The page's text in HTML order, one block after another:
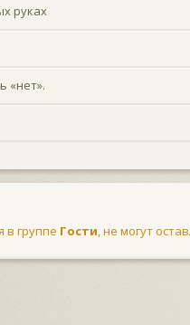
руках
«нет».
в группе Гости, не могут